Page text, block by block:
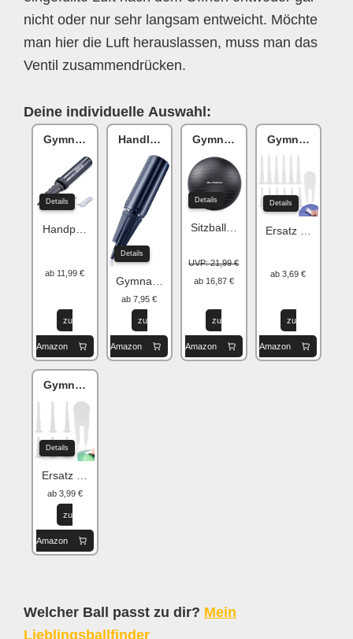
nicht oder nur sehr langsam entweicht. Möchte
man hier die Luft herauslassen, muss man das
Ventil zusammendrücken.
Deine individuelle Auswahl:
Gymnastikballpumpe
Details
Handpumpe für Gymnastikball/Ballon
ab 11,99 €
zu
Amazon
Handluftpumpe
Details
Gymnastikball Ballpumpe
ab 7,95 €
zu
Amazon
Gymnastikball
Details
Sitzball für Büro & Zuhause
UVP: 21,99 €
ab 16,87 €
zu
Amazon
Gymnastikball
Details
Ersatz Kit für
ab 3,69 €
zu
Amazon
Gymnastikball Stecker
Details
Ersatz Kit für Yoga-Ball
ab 3,99 €
zu
Amazon
Welcher Ball passt zu dir? Mein
Lieblingsballfinder